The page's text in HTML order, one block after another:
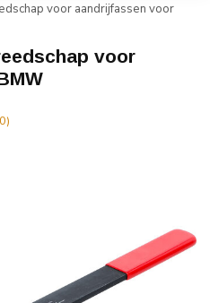
voor aandrijfassen voor
voor